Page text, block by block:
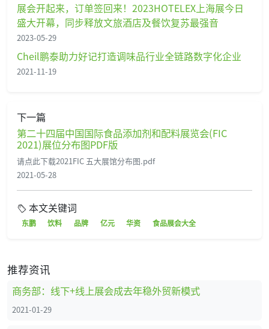
展会开起来，订单签回来！2023HOTELEX上海展今日
盛大开幕，同步释放文旅酒店及餐饮复苏最强音
2023-05-29
Cheil鹏泰助力好记打造调味品行业全链路数字化企业
2021-11-19
下一篇
第二十四届中国国际食品添加剂和配料展览会(FIC
2021)展位分布图PDF版
请点此下载2021FIC 五大展馆分布图.pdf
2021-05-28
本文关键词
东鹏 饮料 品牌 亿元 华资 食品展会大全
推荐资讯
商务部：线下+线上展会成去年稳外贸新模式
2021-01-29